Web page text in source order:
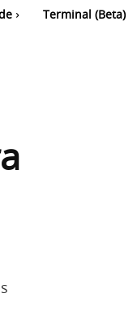
Terminal (Beta)